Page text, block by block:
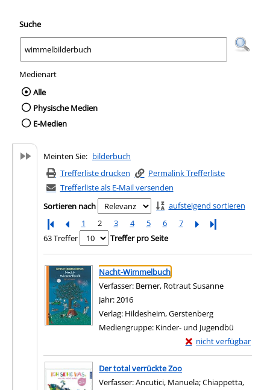
Suche
Medienart
Wählen Sie die Medienart nach der Sie
Alle
Physische Medien
E-Medien
Meinten Sie: bilderbuch
Trefferliste drucken
Permalink Trefferliste
Trefferliste als E-Mail versenden
Sortieren nach
aufsteigend sortieren
1
2 3 4 5 6 7
Letzte Seite
63 Treffer
Treffer pro Seite
Suchergebnis
Zu den Suchfiltern springen
Nacht-Wimmelbuch
Verfasser: Berner, Rotraut Susanne
Jahr:2016
Verlag: Hildesheim, Gerstenberg
Mediengruppe: Kinder- und Jugendbü
nicht verfügbar
Exemplar-Details von
Zum Download von
Der total verrückte Zoo
Verfasser:Ancutici, Manuela;Chiappetta,